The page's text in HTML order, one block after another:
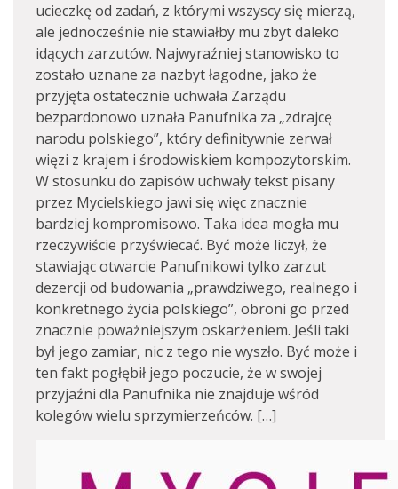
ucieczkę od zadań, z którymi wszyscy się mierzą,
ale jednocześnie nie stawiałby mu zbyt daleko
idących zarzutów. Najwyraźniej stanowisko to
zostało uznane za nazbyt łagodne, jako że
przyjęta ostatecznie uchwała Zarządu
bezpardonowo uznała Panufnika za „zdrajcę
narodu polskiego”, który definitywnie zerwał
więzi z krajem i środowiskiem kompozytorskim.
W stosunku do zapisów uchwały tekst pisany
przez Mycielskiego jawi się więc znacznie
bardziej kompromisowo. Taka idea mogła mu
rzeczywiście przyświecać. Być może liczył, że
stawiając otwarcie Panufnikowi tylko zarzut
dezercji od budowania „prawdziwego, realnego i
konkretnego życia polskiego”, obroni go przed
znacznie poważniejszym oskarżeniem. Jeśli taki
był jego zamiar, nic z tego nie wyszło. Być może i
ten fakt pogłębił jego poczucie, że w swojej
przyjaźni dla Panufnika nie znajduje wśród
kolegów wielu sprzymierzeńców. […]